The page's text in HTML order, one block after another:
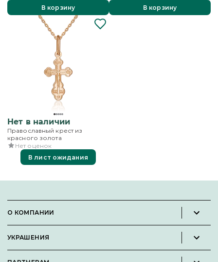
В корзину
В корзину
Нет в наличии
Православный крест из
красного золота
Нет оценок
В лист ожидания
О КОМПАНИИ
Вакансии
УКРАШЕНИЯ